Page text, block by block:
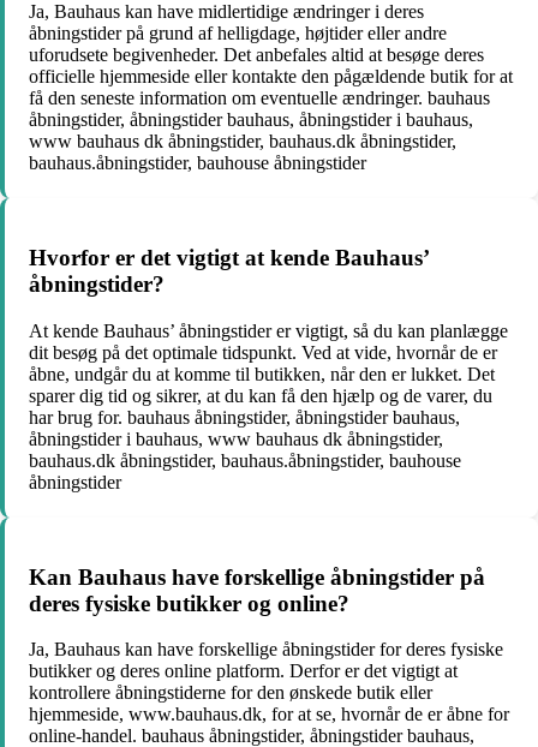
Ja, Bauhaus kan have midlertidige ændringer i deres
åbningstider på grund af helligdage, højtider eller andre
uforudsete begivenheder. Det anbefales altid at besøge deres
officielle hjemmeside eller kontakte den pågældende butik for at
få den seneste information om eventuelle ændringer. bauhaus
åbningstider, åbningstider bauhaus, åbningstider i bauhaus,
www bauhaus dk åbningstider, bauhaus.dk åbningstider,
bauhaus.åbningstider, bauhouse åbningstider
Hvorfor er det vigtigt at kende Bauhaus’
åbningstider?
At kende Bauhaus’ åbningstider er vigtigt, så du kan planlægge
dit besøg på det optimale tidspunkt. Ved at vide, hvornår de er
åbne, undgår du at komme til butikken, når den er lukket. Det
sparer dig tid og sikrer, at du kan få den hjælp og de varer, du
har brug for. bauhaus åbningstider, åbningstider bauhaus,
åbningstider i bauhaus, www bauhaus dk åbningstider,
bauhaus.dk åbningstider, bauhaus.åbningstider, bauhouse
åbningstider
Kan Bauhaus have forskellige åbningstider på
deres fysiske butikker og online?
Ja, Bauhaus kan have forskellige åbningstider for deres fysiske
butikker og deres online platform. Derfor er det vigtigt at
kontrollere åbningstiderne for den ønskede butik eller
hjemmeside, www.bauhaus.dk, for at se, hvornår de er åbne for
online-handel. bauhaus åbningstider, åbningstider bauhaus,